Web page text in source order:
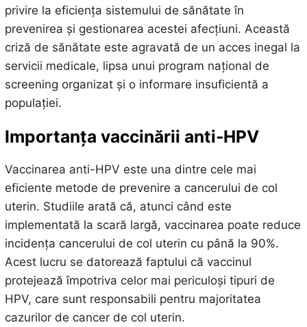
privire la eficiența sistemului de sănătate în
prevenirea și gestionarea acestei afecțiuni. Această
criză de sănătate este agravată de un acces inegal la
servicii medicale, lipsa unui program național de
screening organizat și o informare insuficientă a
populației.
Importanța vaccinării anti-HPV
Vaccinarea anti-HPV este una dintre cele mai
eficiente metode de prevenire a cancerului de col
uterin. Studiile arată că, atunci când este
implementată la scară largă, vaccinarea poate reduce
incidența cancerului de col uterin cu până la 90%.
Acest lucru se datorează faptului că vaccinul
protejează împotriva celor mai periculoși tipuri de
HPV, care sunt responsabili pentru majoritatea
cazurilor de cancer de col uterin.